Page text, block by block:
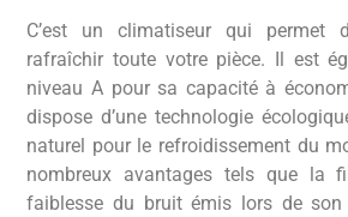
C’est un climatiseur qui permet
rafraîchir toute votre pièce. Il est
niveau A pour sa capacité à
dispose d’une technologie
naturel pour le refroidissement du
nombreux avantages tels que la
faiblesse du bruit émis lors de son